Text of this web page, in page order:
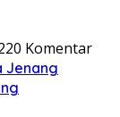
0 Komentar
Jenang